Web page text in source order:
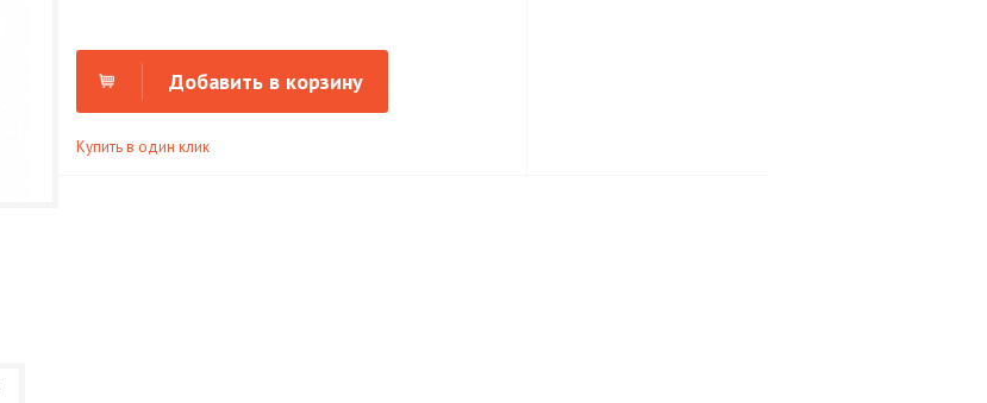
Добавить в корзину
Купить в один клик